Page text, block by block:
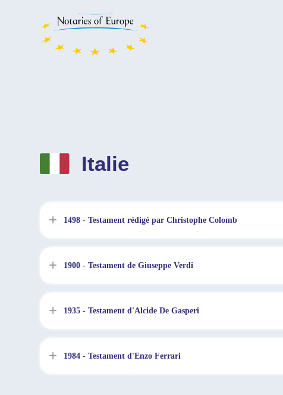
Italie
1498 - Testament rédigé par Christophe Colomb
1900 - Testament de Giuseppe Verdi
1935 - Testament d'Alcide De Gasperi
1984 - Testament d'Enzo Ferrari